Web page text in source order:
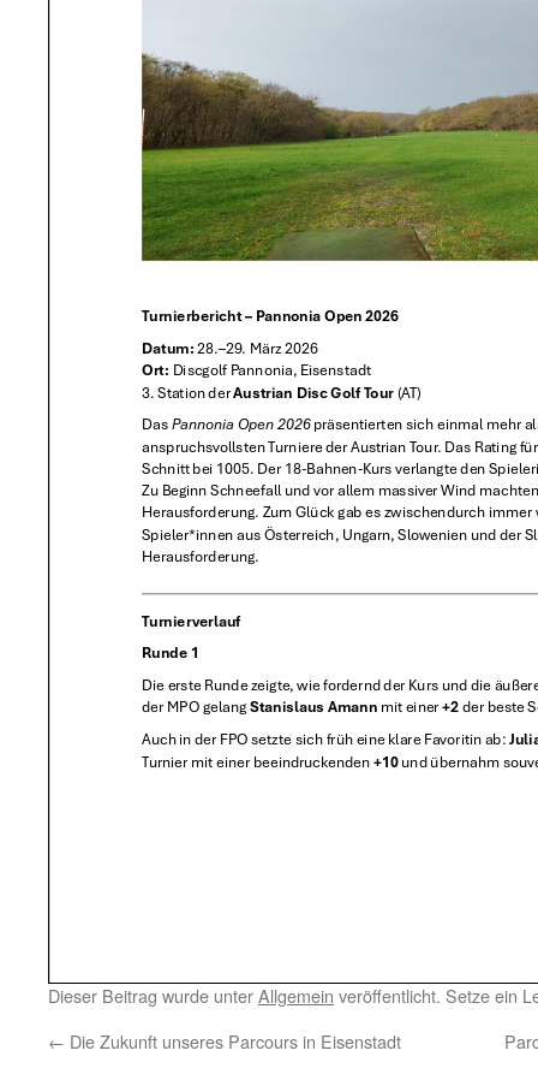
Dieser Beitrag wurde unterAllgemein veröffentlicht. Setze ein
← Die Zukunft unseres Parcours in Eisenstadt